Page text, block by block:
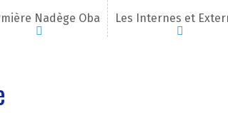
Nadège Oba Les Internes et